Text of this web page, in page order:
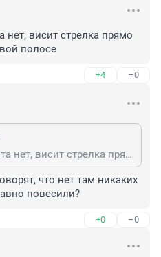
нет, висит стрелка прямо
полосе
+4 –0
Вообще то там поворота нет, висит стрелка прямо движение в крайней левой полосе
что нет там никаких
повесили?
+0 –0